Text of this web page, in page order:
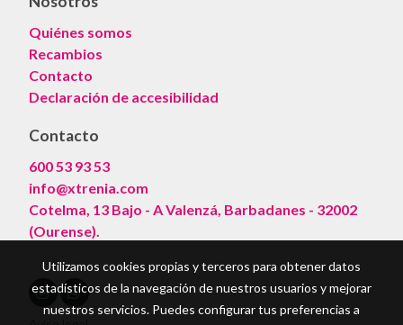
Quiénes somos
Recambios
Contacto
Declaración de accesibilidad
Contacto
600 53 93 53
info@xtrenia.com
Cotelma, 13 Bajo - A Valenzá, Barbadanes - 32002
(Ourense).
Utilizamos cookies propias y terceros para obtener datos
estadísticos de la navegación de nuestros usuarios y mejorar
nuestros servicios. Puedes configurar tus preferencias a